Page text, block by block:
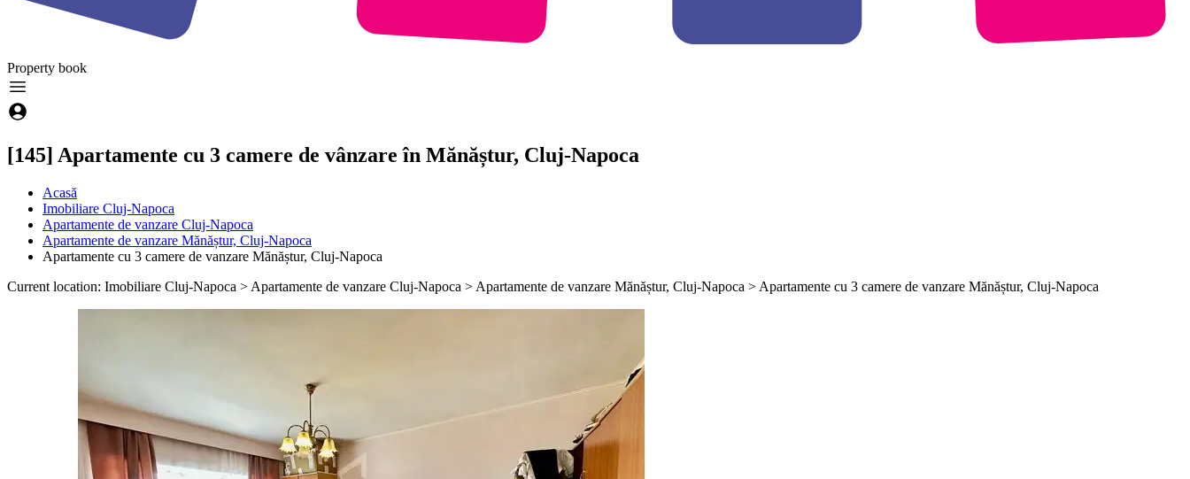
Property book
[145] Apartamente cu 3 camere de vânzare în Mănăștur, Cluj-Napoca
Acasă
Imobiliare Cluj-Napoca
Apartamente de vanzare Cluj-Napoca
Apartamente de vanzare Mănăștur, Cluj-Napoca
Apartamente cu 3 camere de vanzare Mănăștur, Cluj-Napoca
Current location: Imobiliare Cluj-Napoca > Apartamente de vanzare Cluj-Napoca > Apartamente de vanzare Mănăștur, Cluj-Napoca > Apartamente cu 3 camere de vanzare Mănăștur, Cluj-Napoca